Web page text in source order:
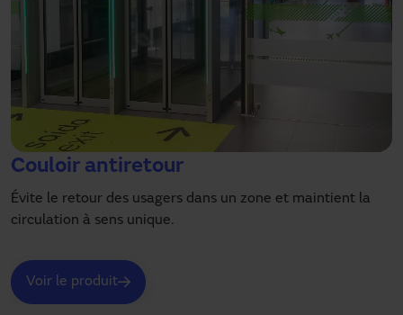
Couloir antiretour
Évite le retour des usagers dans un zone et maintient la
circulation à sens unique.
Voir le produit